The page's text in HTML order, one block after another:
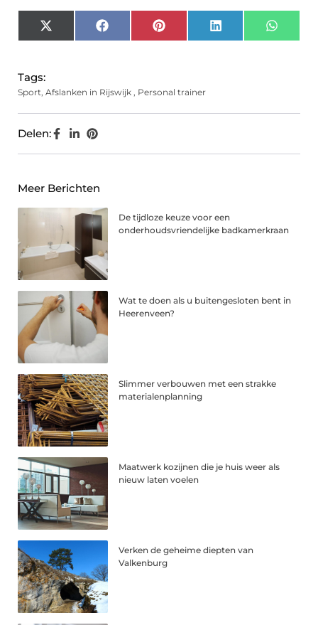
X
(Twitter)
FacebookPinterest LinkedIn
Tags:
Sport, Afslanken in Rijswijk , Personal trainer
Delen:
Meer Berichten
De tijdloze keuze voor een
onderhoudsvriendelijke badkamerkraan
Wat te doen als u buitengesloten bent in
Heerenveen?
Slimmer verbouwen met een strakke
materialenplanning
Maatwerk kozijnen die je huis weer als
nieuw laten voelen
Verken de geheime diepten van
Valkenburg